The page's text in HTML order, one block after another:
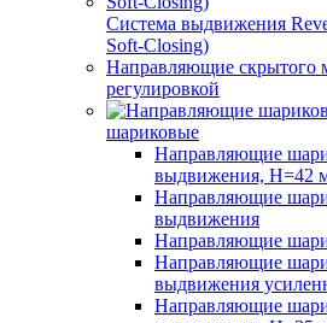
Система выдвижения
Soft-Closing)
Направляющие скрытого
регулировкой
шариковые
Направляющие
выдвижения, H=42
Направляющие
выдвижения
Направляющие
Направляющие
выдвижения
Направляющие